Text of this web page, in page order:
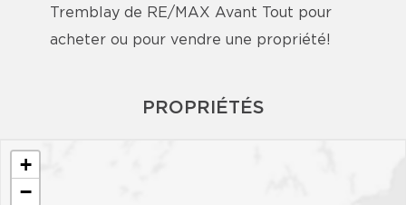
Tremblay de RE/MAX Avant Tout pour
acheter ou pour vendre une propriété!
PROPRIÉTÉS
+
−